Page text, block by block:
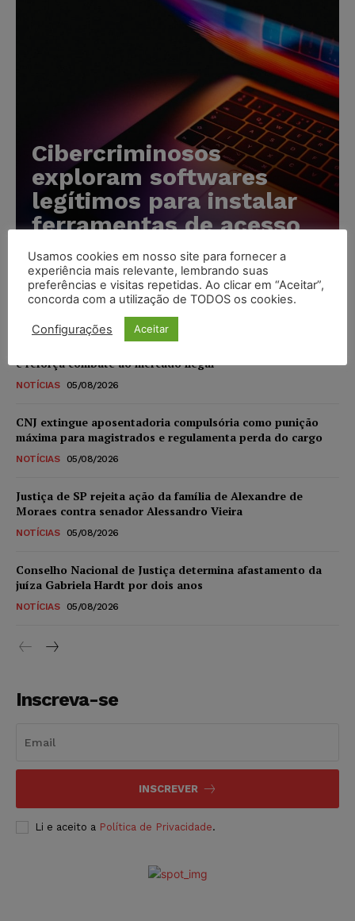
Cibercriminosos
exploram softwares
legítimos para instalar
ferramentas de acesso
remoto em ataques
silenciosos
Karina Silvério - 05/08/2026
e reforça combate ao mercado ilegal
NOTÍCIAS 05/08/2026
CNJ extingue aposentadoria compulsória como punição
máxima para magistrados e regulamenta perda do cargo
NOTÍCIAS 05/08/2026
Justiça de SP rejeita ação da família de Alexandre de
Moraes contra senador Alessandro Vieira
NOTÍCIAS 05/08/2026
Conselho Nacional de Justiça determina afastamento da
juíza Gabriela Hardt por dois anos
NOTÍCIAS 05/08/2026
Inscreva-se
INSCREVER
Li e aceito a Política de Privacidade.
Usamos cookies em nosso site para fornecer a
experiência mais relevante, lembrando suas
preferências e visitas repetidas. Ao clicar em “Aceitar”,
concorda com a utilização de TODOS os cookies.
Configurações Aceitar